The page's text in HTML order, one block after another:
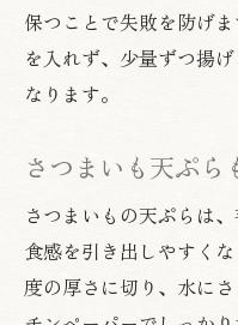
保つことで失敗を防げ
を入れず、少量ずつ揚
なります。
さつまいも天ぷ
さつまいもの天ぷらは
食感を引き出しやすく
度の厚さに切り、水に